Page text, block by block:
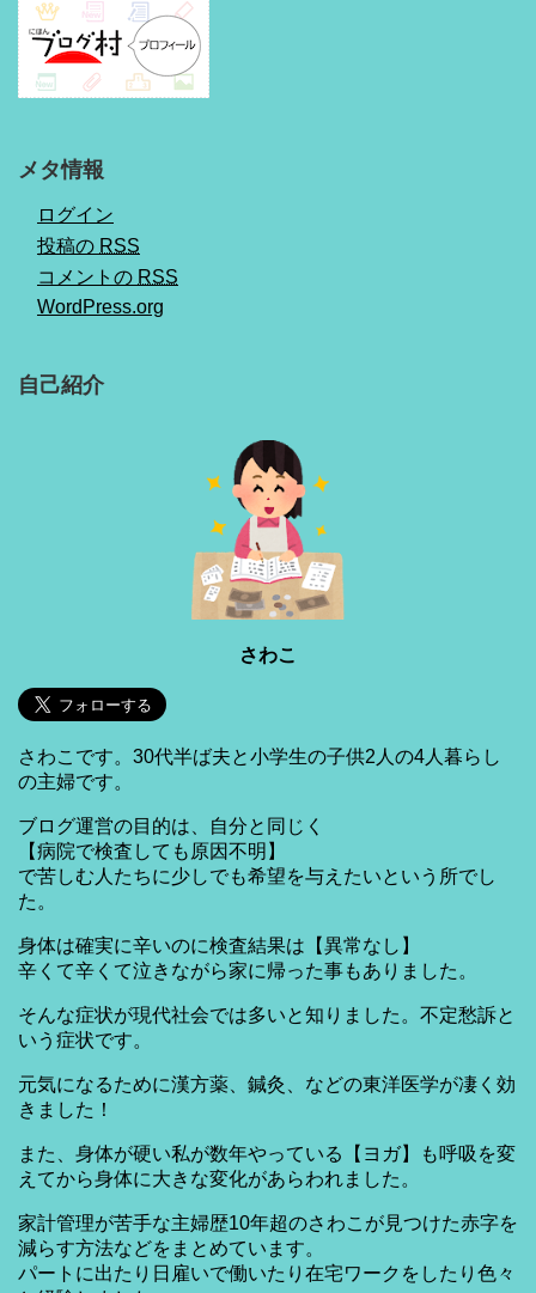
メタ情報
ログイン
投稿の RSS
コメントの RSS
WordPress.org
自己紹介
さわこ
さわこです。30代半ば夫と小学生の子供2人の4人暮らし
の主婦です。
ブログ運営の目的は、自分と同じく
【病院で検査しても原因不明】
で苦しむ人たちに少しでも希望を与えたいという所でし
た。
身体は確実に辛いのに検査結果は【異常なし】
辛くて辛くて泣きながら家に帰った事もありました。
そんな症状が現代社会では多いと知りました。不定愁訴と
いう症状です。
元気になるために漢方薬、鍼灸、などの東洋医学が凄く効
きました！
また、身体が硬い私が数年やっている【ヨガ】も呼吸を変
えてから身体に大きな変化があらわれました。
家計管理が苦手な主婦歴10年超のさわこが見つけた赤字を
減らす方法などをまとめています。
パートに出たり日雇いで働いたり在宅ワークをしたり色々